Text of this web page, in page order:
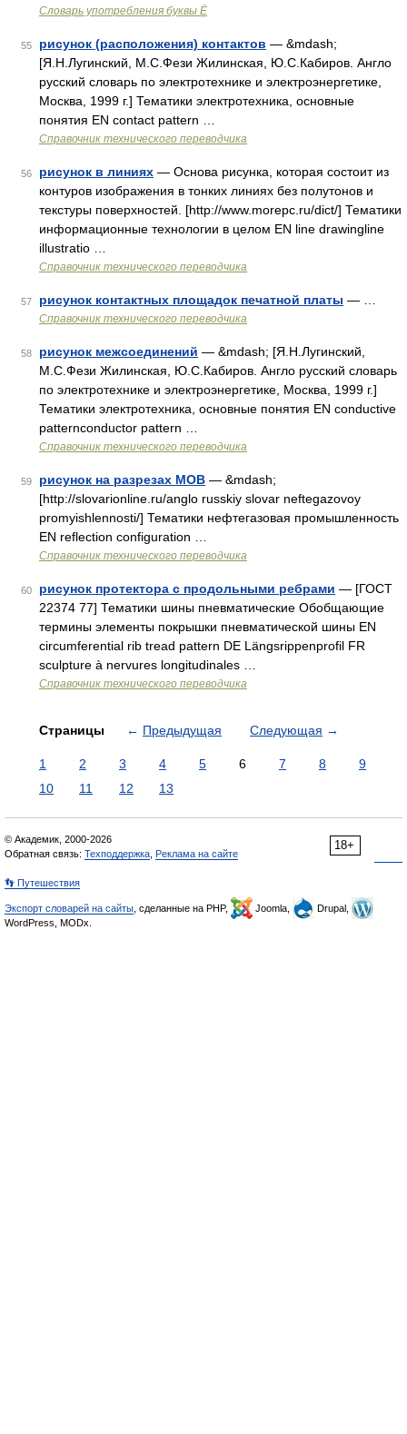
Словарь употребления буквы Ё
55 рисунок (расположения) контактов — &mdash;
[Я.Н.Лугинский, М.С.Фези Жилинская, Ю.С.Кабиров. Англо
русский словарь по электротехнике и электроэнергетике,
Москва, 1999 г.] Тематики электротехника, основные
понятия EN contact pattern …
Справочник технического переводчика
56 рисунок в линиях — Основа рисунка, которая состоит из
контуров изображения в тонких линиях без полутонов и
текстуры поверхностей. [http://www.morepc.ru/dict/] Тематики
информационные технологии в целом EN line drawingline
illustratio …
Справочник технического переводчика
57 рисунок контактных площадок печатной платы — …
Справочник технического переводчика
58 рисунок межсоединений — &mdash; [Я.Н.Лугинский,
М.С.Фези Жилинская, Ю.С.Кабиров. Англо русский словарь
по электротехнике и электроэнергетике, Москва, 1999 г.]
Тематики электротехника, основные понятия EN conductive
patternconductor pattern …
Справочник технического переводчика
59 рисунок на разрезах MOB — &mdash;
[http://slovarionline.ru/anglo russkiy slovar neftegazovoy
promyishlennosti/] Тематики нефтегазовая промышленность
EN reflection configuration …
Справочник технического переводчика
60 рисунок протектора с продольными ребрами — [ГОСТ
22374 77] Тематики шины пневматические Обобщающие
термины элементы покрышки пневматической шины EN
circumferential rib tread pattern DE Längsrippenprofil FR
sculpture à nervures longitudinales …
Справочник технического переводчика
Страницы ← Предыдущая Следующая →
1 2 3 4 5 6 7 8
9
10
11 12 13
18+
© Академик, 2000-2026
Обратная связь: Техподдержка Реклама на сайте
👣 Путешествия
Экспорт словарей на сайты , сделанные на PHP, Joomla,
Drupal,
WordPress, MODx.